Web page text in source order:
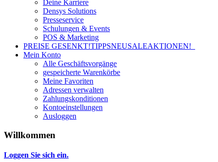
Deine Karriere
Densys Solutions
Presseservice
Schulungen & Events
POS & Marketing
PREISE GESENKT!TIPPSNEUSALEAKTIONEN!
Mein Konto
Alle Geschäftsvorgänge
gespeicherte Warenkörbe
Meine Favoriten
Adressen verwalten
Zahlungskonditionen
Kontoeinstellungen
Ausloggen
Willkommen
Loggen Sie sich ein.